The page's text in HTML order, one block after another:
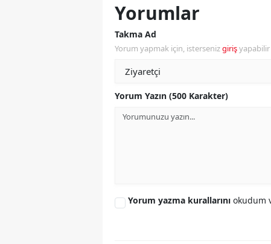
Yorumlar
Takma Ad
Yorum yapmak için, istersenizgirişyapabilir
Yorum Yazın (500 Karakter)
Yorum yazma kurallarını okudum